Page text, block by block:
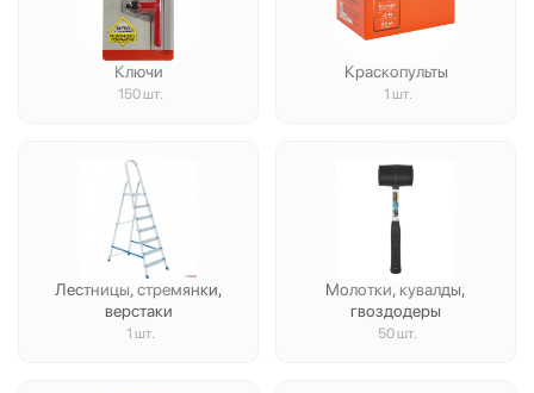
Ключи
150 шт.
Краскопульты
1 шт.
Лестницы, стремянки,
верстаки
1 шт.
Молотки, кувалды,
гвоздодеры
50 шт.